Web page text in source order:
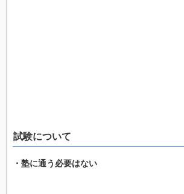
試験について
・塾に通う必要はない